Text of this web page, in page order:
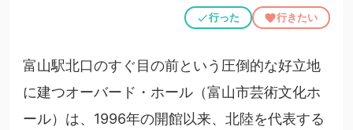
行った 行きたい
富山駅北口のすぐ目の前という圧倒的な好立地
に建つオーバード・ホール（富山市芸術文化ホ
ール）は、1996年の開館以来、北陸を代表する